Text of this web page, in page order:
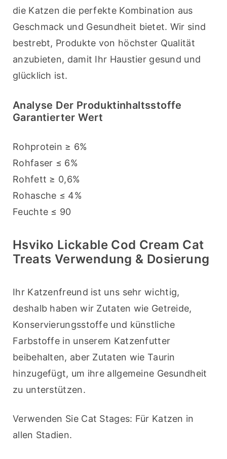
die Katzen die perfekte Kombination aus
Geschmack und Gesundheit bietet. Wir sind
bestrebt, Produkte von höchster Qualität
anzubieten, damit Ihr Haustier gesund und
glücklich ist.
Analyse Der Produktinhaltsstoffe
Garantierter Wert
Rohprotein ≥ 6%
Rohfaser ≤ 6%
Rohfett ≥ 0,6%
Rohasche ≤ 4%
Feuchte ≤ 90
Hsviko Lickable Cod Cream Cat
Treats Verwendung & Dosierung
Ihr Katzenfreund ist uns sehr wichtig,
deshalb haben wir Zutaten wie Getreide,
Konservierungsstoffe und künstliche
Farbstoffe in unserem Katzenfutter
beibehalten, aber Zutaten wie Taurin
hinzugefügt, um ihre allgemeine Gesundheit
zu unterstützen.
Verwenden Sie Cat Stages: Für Katzen in
allen Stadien.